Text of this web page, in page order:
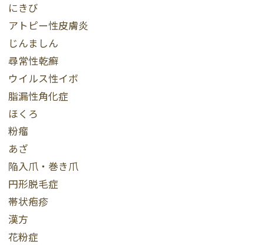
にきび
アトピー性皮膚炎
じんましん
尋常性乾癬
ウイルス性イボ
脂漏性角化症
ほくろ
粉瘤
あざ
陥入爪・巻き爪
円形脱毛症
帯状疱疹
漢方
花粉症